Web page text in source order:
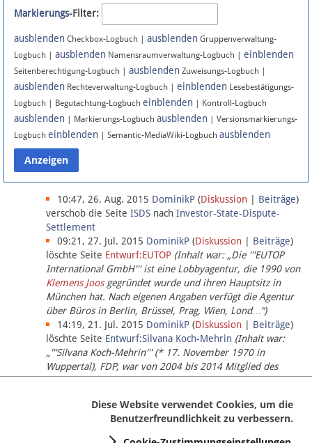
Bluesky
Facebook
Instagram
Anmelden
Datenschutz
Über Lobbypedia
Impressum
Markierungs-Filter:
ausblenden Checkbox-Logbuch | ausblenden Gruppenverwaltung-
Logbuch | ausblenden Namensraumverwaltung-Logbuch | einblenden
Seitenberechtigung-Logbuch | ausblenden Zuweisungs-Logbuch |
ausblenden Rechteverwaltung-Logbuch | einblenden Lesebestätigungs-
Logbuch | Begutachtung-Logbuch einblenden | Kontroll-Logbuch
ausblenden | Markierungs-Logbuch ausblenden | Versionsmarkierungs-
Logbuch einblenden | Semantic-MediaWiki-Logbuch ausblenden
10:47, 26. Aug. 2015 DominikP (Diskussion Beiträge)
verschob die Seite ISDS nach Investor-State-Dispute-
Settlement
09:21, 27. Jul. 2015 DominikP (Diskussion Beiträge)
löschte Seite Entwurf:EUTOP (Inhalt war: „Die '''EUTOP
International GmbH''' ist eine Lobbyagentur, die 1990 von
Klemens Joosgegründet wurde und ihren Hauptsitz in
München hat. Nach eigenen Angaben verfügt die Agentur
über Büros in Berlin, Brüssel, Prag, Wien, Lond…“)
14:19, 21. Jul. 2015 DominikP (Diskussion Beiträge)
löschte Seite Entwurf:Silvana Koch-Mehrin (Inhalt war:
„'''Silvana Koch-Mehrin''' (* 17. November 1970 in
Wuppertal), FDP, war von 2004 bis 2014 Mitglied des
Europäischen Parlaments, seit November 2014 ist sie für
Diese Website verwendet Cookies, um die
Benutzerfreundlichkeit zu verbessern.